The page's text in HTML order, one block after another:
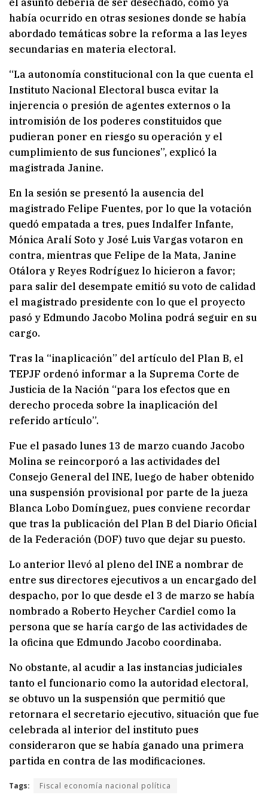
había ocurrido en otras sesiones donde se había
abordado temáticas sobre la reforma a las leyes
secundarias en materia electoral.
“La autonomía constitucional con la que cuenta el
Instituto Nacional Electoral busca evitar la
injerencia o presión de agentes externos o la
intromisión de los poderes constituidos que
pudieran poner en riesgo su operación y el
cumplimiento de sus funciones”, explicó la
magistrada Janine.
En la sesión se presentó la ausencia del
magistrado Felipe Fuentes, por lo que la votación
quedó empatada a tres, pues Indalfer Infante,
Mónica Aralí Soto y José Luis Vargas votaron en
contra, mientras que Felipe de la Mata, Janine
Otálora y Reyes Rodríguez lo hicieron a favor;
para salir del desempate emitió su voto de calidad
el magistrado presidente con lo que el proyecto
pasó y Edmundo Jacobo Molina podrá seguir en su
cargo.
Tras la “inaplicación” del artículo del Plan B, el
TEPJF ordenó informar a la Suprema Corte de
Justicia de la Nación “para los efectos que en
derecho proceda sobre la inaplicación del
referido artículo”.
Fue el pasado lunes 13 de marzo cuando Jacobo
Molina se reincorporó a las actividades del
Consejo General del INE, luego de haber obtenido
una suspensión provisional por parte de la jueza
Blanca Lobo Domínguez, pues conviene recordar
que tras la publicación del Plan B del Diario Oficial
de la Federación (DOF) tuvo que dejar su puesto.
Lo anterior llevó al pleno del INE a nombrar de
entre sus directores ejecutivos a un encargado del
despacho, por lo que desde el 3 de marzo se había
nombrado a Roberto Heycher Cardiel como la
persona que se haría cargo de las actividades de
la oficina que Edmundo Jacobo coordinaba.
No obstante, al acudir a las instancias judiciales
tanto el funcionario como la autoridad electoral,
se obtuvo un la suspensión que permitió que
retornara el secretario ejecutivo, situación que fue
celebrada al interior del instituto pues
consideraron que se había ganado una primera
partida en contra de las modificaciones.
Tags: Fiscal economía nacional política